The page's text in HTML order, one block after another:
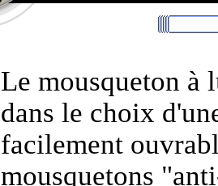
Le mousqueton à
dans le choix
facilement
mousquetons